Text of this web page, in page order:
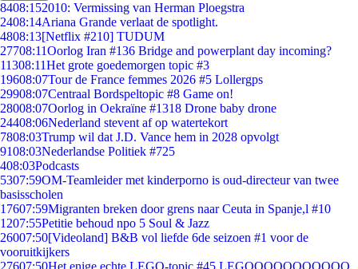
8408:152010: Vermissing van Herman Ploegstra
2408:14Ariana Grande verlaat de spotlight.
4808:13[Netflix #210] TUDUM
27708:11Oorlog Iran #136 Bridge and powerplant day incoming?
11308:11Het grote goedemorgen topic #3
19608:07Tour de France femmes 2026 #5 Lollergps
29908:07Centraal Bordspeltopic #8 Game on!
28008:07Oorlog in Oekraïne #1318 Drone baby drone
24408:06Nederland stevent af op watertekort
7808:03Trump wil dat J.D. Vance hem in 2028 opvolgt
9108:03Nederlandse Politiek #725
408:03Podcasts
5307:59OM-Teamleider met kinderporno is oud-directeur van twee
basisscholen
17607:59Migranten breken door grens naar Ceuta in Spanje,l #10
1207:55Petitie behoud npo 5 Soul & Jazz
26007:50[Videoland] B&B vol liefde 6de seizoen #1 voor de
vooruitkijkers
27607:50Het enige echte LEGO-topic #45 LEGOOOOOOOOOOO